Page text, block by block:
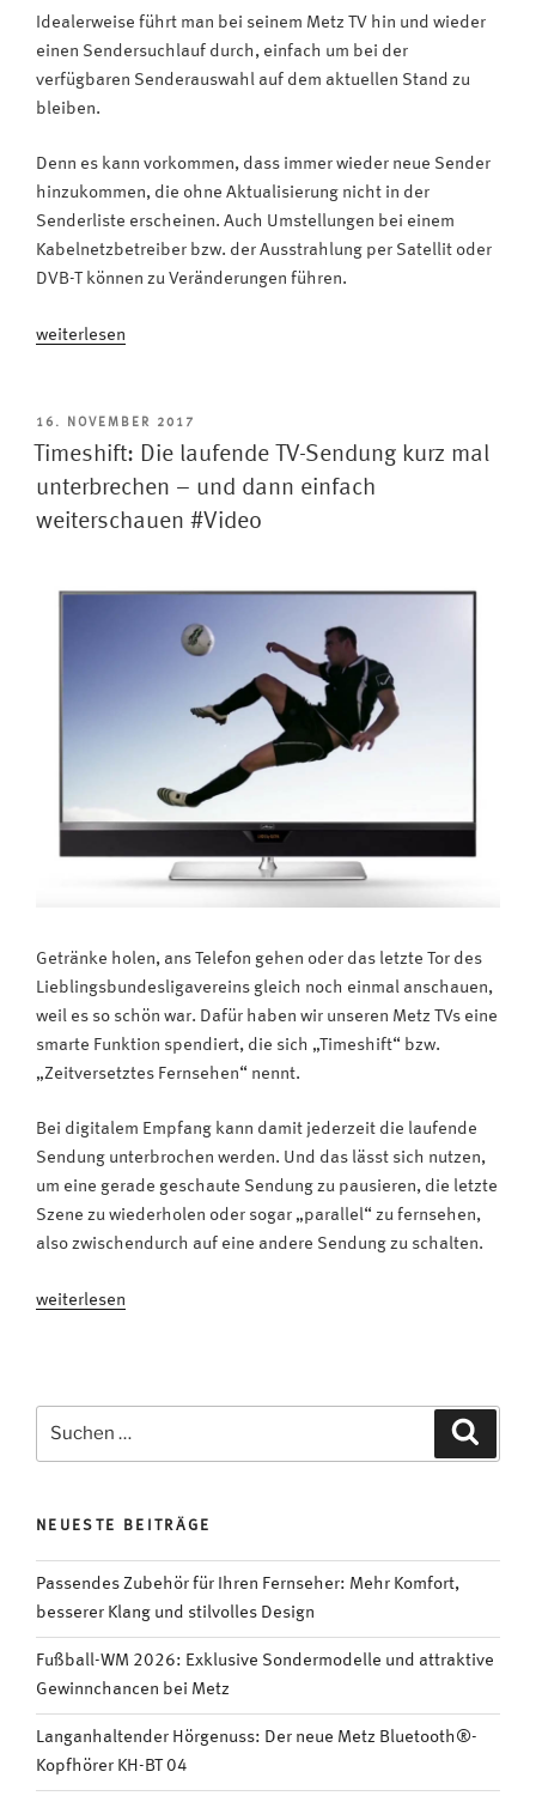
Idealerweise führt man bei seinem Metz TV hin und wieder
einen Sendersuchlauf durch, einfach um bei der
verfügbaren Senderauswahl auf dem aktuellen Stand zu
bleiben.
Denn es kann vorkommen, dass immer wieder neue Sender
hinzukommen, die ohne Aktualisierung nicht in der
Senderliste erscheinen. Auch Umstellungen bei einem
Kabelnetzbetreiber bzw. der Ausstrahlung per Satellit oder
DVB-T können zu Veränderungen führen.
„Schritt
Wann
und
Sendersuchlauf?
weiterlesen
VERÖFFENTLICHT
AM
16. NOVEMBER 2017
Timeshift: Die laufende TV-Sendung kurz mal
unterbrechen – und dann einfach
weiterschauen #Video
Getränke holen, ans Telefon gehen oder das letzte Tor des
Lieblingsbundesligavereins gleich noch einmal anschauen,
weil es so schön war. Dafür haben wir unseren Metz TVs eine
smarte Funktion spendiert, die sich „Timeshift“ bzw.
„Zeitversetztes Fernsehen“ nennt.
Bei digitalem Empfang kann damit jederzeit die laufende
Sendung unterbrochen werden. Und das lässt sich nutzen,
um eine gerade geschaute Sendung zu pausieren, die letzte
Szene zu wiederholen oder sogar „parallel“ zu fernsehen,
also zwischendurch auf eine andere Sendung zu schalten.
„Timeshift:
Sendung
kurz
–
und
dann
einfach
weiterschauen
weiterlesen
nach:
NEUESTE BEITRÄGE
Passendes Zubehör für Ihren Fernseher: Mehr Komfort,
besserer Klang und stilvolles Design
Fußball-WM 2026: Exklusive Sondermodelle und attraktive
Gewinnchancen bei Metz
Langanhaltender Hörgenuss: Der neue Metz Bluetooth®-
Kopfhörer KH-BT 04